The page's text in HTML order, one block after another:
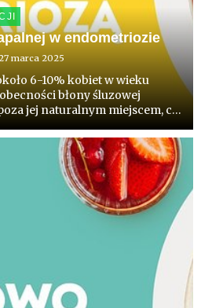
w endometriozie
27 marca 2025
6-10% kobiet w wieku
błony śluzowej
jej naturalnym miejscem, co
ta wiąże się z przewlekłym